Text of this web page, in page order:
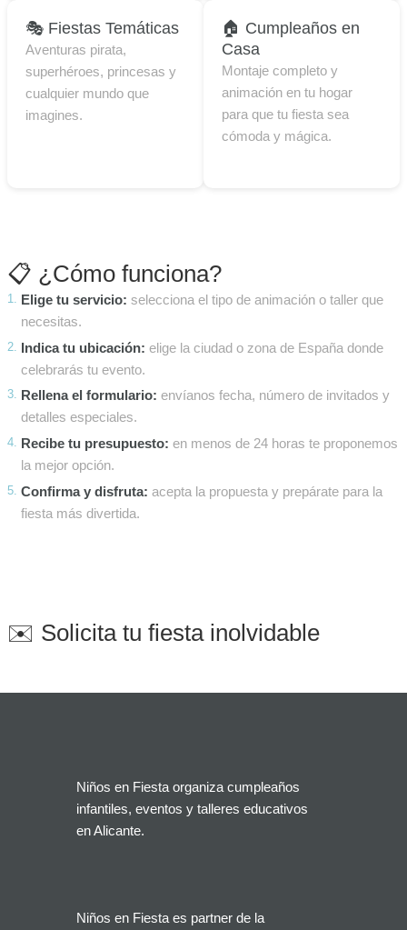
🎭 Fiestas Temáticas
Aventuras pirata,
superhéroes, princesas y
cualquier mundo que
imagines.
🏠 Cumpleaños en
Casa
Montaje completo y
animación en tu hogar
para que tu fiesta sea
cómoda y mágica.
📋 ¿Cómo funciona?
Elige tu servicio: selecciona el tipo de animación o taller que
necesitas.
Indica tu ubicación: elige la ciudad o zona de España donde
celebrarás tu evento.
Rellena el formulario: envíanos fecha, número de invitados y
detalles especiales.
Recibe tu presupuesto: en menos de 24 horas te proponemos
la mejor opción.
Confirma y disfruta: acepta la propuesta y prepárate para la
fiesta más divertida.
✉️ Solicita tu fiesta inolvidable
Niños en Fiesta organiza cumpleaños
infantiles, eventos y talleres educativos
en Alicante.
Niños en Fiesta es partner de la